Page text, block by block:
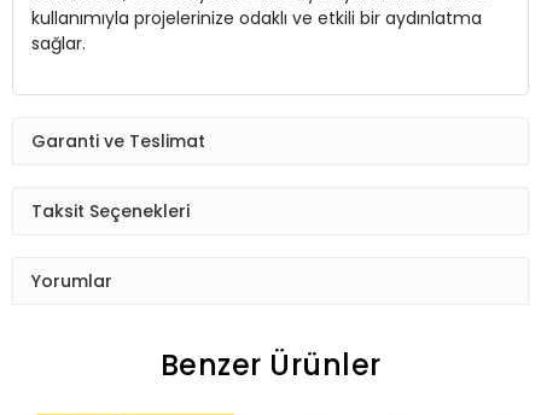
kullanımıyla projelerinize odaklı ve etkili bir aydınlatma
sağlar.
Garanti ve Teslimat
Taksit Seçenekleri
Yorumlar
Benzer Ürünler